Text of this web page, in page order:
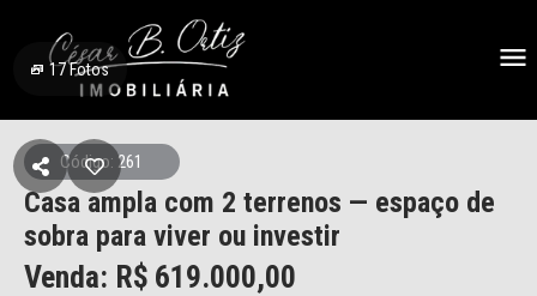
17Fotos
Código: 261
Casa ampla com 2 terrenos — espaço de
sobra para viver ou investir
Venda: R$ 619.000,00